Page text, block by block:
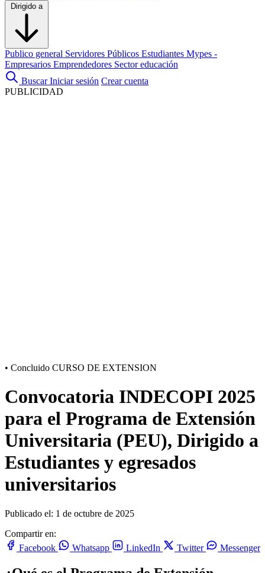
Dirigido a
Publico general Servidores Públicos Estudiantes Mypes -
Empresarios Emprendedores Sector educación
Buscar Iniciar sesión Crear cuenta
PUBLICIDAD
• Concluido CURSO DE EXTENSION
Convocatoria INDECOPI 2025
para el Programa de Extensión
Universitaria (PEU), Dirigido a
Estudiantes y egresados
universitarios
Publicado el: 1 de octubre de 2025
Compartir en:
Facebook
Whatsapp LinkedIn Twitter Messenger